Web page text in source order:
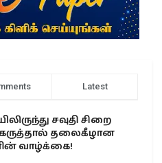
Latest
சவுதி சிறை
தலைகீழான
வாழ்க்கை!